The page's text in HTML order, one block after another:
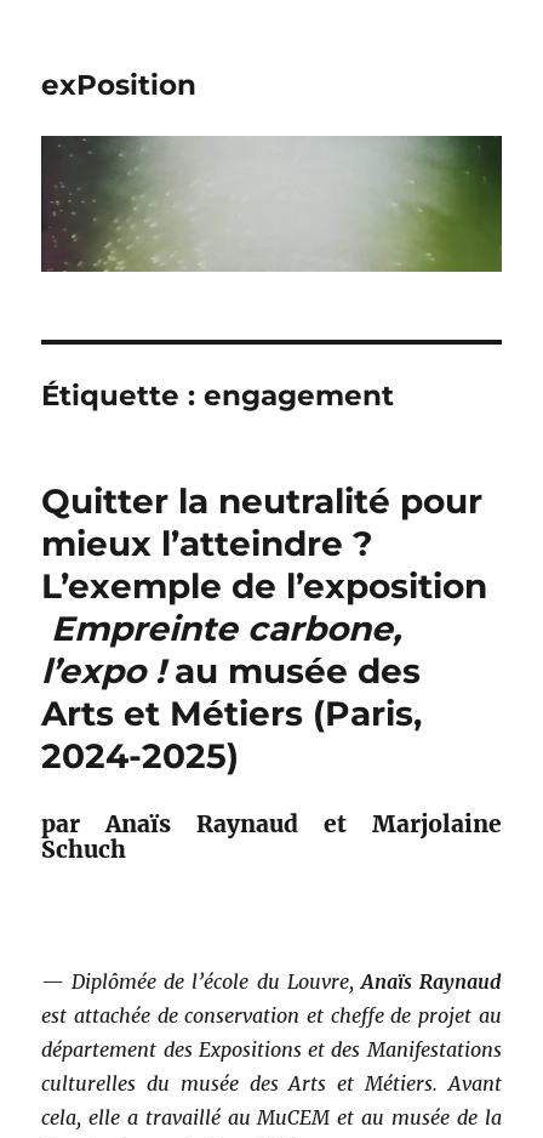
exPosition
Étiquette :engagement
Quitter la neutralité pour
mieux l’atteindre ?
L’exemple de l’exposition
Empreinte carbone,
l’expo !au musée des
Arts et Métiers (Paris,
2024-2025)
par Anaïs Raynaud et Marjolaine
Schuch
—Diplômée de l’école du Louvre,Anaïs Raynaud
est attachée de conservation et cheffe de projet au
département des Expositions et des Manifestations
culturelles du musée des Arts et Métiers. Avant
cela, elle a travaillé au MuCEM et au musée de la